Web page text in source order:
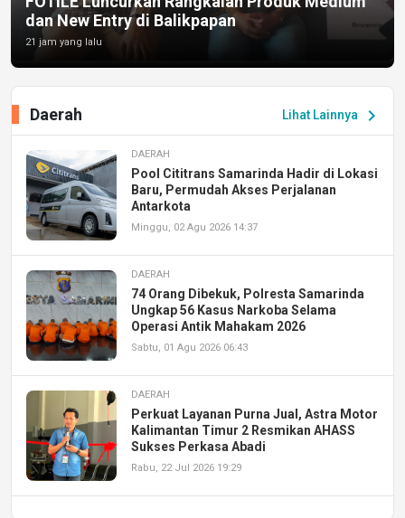
dan New Entry di Balikpapan
21 jam yang lalu
Lihat Lainnya chevron_right
Daerah
DAERAH
Pool Cititrans Samarinda Hadir di Lokasi
Baru, Permudah Akses Perjalanan
Antarkota
Minggu, 02 Agu 2026 14:37
DAERAH
74 Orang Dibekuk, Polresta Samarinda
Ungkap 56 Kasus Narkoba Selama
Operasi Antik Mahakam 2026
Sabtu, 01 Agu 2026 06:43
DAERAH
Perkuat Layanan Purna Jual, Astra Motor
Kalimantan Timur 2 Resmikan AHASS
Sukses Perkasa Abadi
Rabu, 22 Jul 2026 19:29